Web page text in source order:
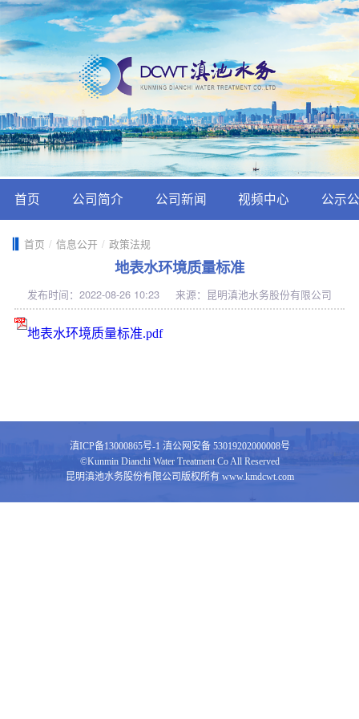
首页 公司简介 公司新闻 视频中心 公示
首页 / 信息公开 / 政策法规
地表水环境质量标准
发布时间：2022-08-26 10:23 来源：昆明滇池水务股份有限公司
地表水环境质量标准.pdf
滇ICP备13000865号-1 滇公网安备 53019202000008号
©Kunmin Dianchi Water Treatment Co All Reserved
昆明滇池水务股份有限公司版权所有 www.kmdcwt.com